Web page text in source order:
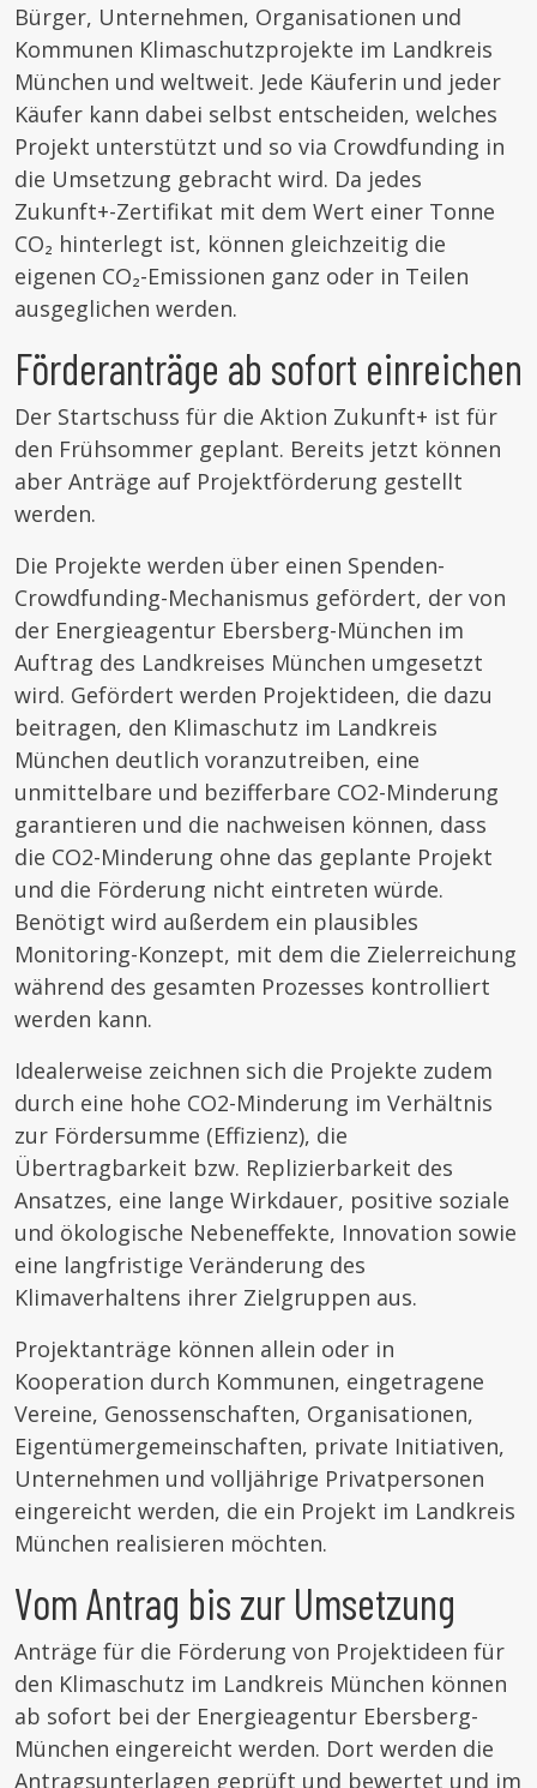
Bürger, Unternehmen, Organisationen und
Kommunen Klimaschutzprojekte im Landkreis
München und weltweit. Jede Käuferin und jeder
Käufer kann dabei selbst entscheiden, welches
Projekt unterstützt und so via Crowdfunding in
die Umsetzung gebracht wird. Da jedes
Zukunft+-Zertifikat mit dem Wert einer Tonne
CO₂ hinterlegt ist, können gleichzeitig die
eigenen CO₂-Emissionen ganz oder in Teilen
ausgeglichen werden.
Förderanträge ab sofort einreichen
Der Startschuss für die Aktion Zukunft+ ist für
den Frühsommer geplant. Bereits jetzt können
aber Anträge auf Projektförderung gestellt
werden.
Die Projekte werden über einen Spenden-
Crowdfunding-Mechanismus gefördert, der von
der Energieagentur Ebersberg-München im
Auftrag des Landkreises München umgesetzt
wird. Gefördert werden Projektideen, die dazu
beitragen, den Klimaschutz im Landkreis
München deutlich voranzutreiben, eine
unmittelbare und bezifferbare CO2-Minderung
garantieren und die nachweisen können, dass
die CO2-Minderung ohne das geplante Projekt
und die Förderung nicht eintreten würde.
Benötigt wird außerdem ein plausibles
Monitoring-Konzept, mit dem die Zielerreichung
während des gesamten Prozesses kontrolliert
werden kann.
Idealerweise zeichnen sich die Projekte zudem
durch eine hohe CO2-Minderung im Verhältnis
zur Fördersumme (Effizienz), die
Übertragbarkeit bzw. Replizierbarkeit des
Ansatzes, eine lange Wirkdauer, positive soziale
und ökologische Nebeneffekte, Innovation sowie
eine langfristige Veränderung des
Klimaverhaltens ihrer Zielgruppen aus.
Projektanträge können allein oder in
Kooperation durch Kommunen, eingetragene
Vereine, Genossenschaften, Organisationen,
Eigentümergemeinschaften, private Initiativen,
Unternehmen und volljährige Privatpersonen
eingereicht werden, die ein Projekt im Landkreis
München realisieren möchten.
Vom Antrag bis zur Umsetzung
Anträge für die Förderung von Projektideen für
den Klimaschutz im Landkreis München können
ab sofort bei der Energieagentur Ebersberg-
München eingereicht werden. Dort werden die
Antragsunterlagen geprüft und bewertet und im